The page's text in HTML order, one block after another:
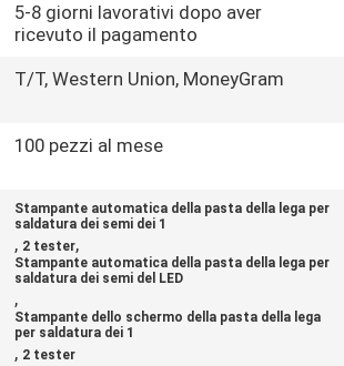
5-8 giorni lavorativi dopo aver
ricevuto il pagamento
T/T, Western Union, MoneyGram
100 pezzi al mese
Stampante automatica della pasta della lega per
saldatura dei semi dei 1
, 2 tester,
Stampante automatica della pasta della lega per
saldatura dei semi del LED
,
Stampante dello schermo della pasta della lega
per saldatura dei 1
, 2 tester